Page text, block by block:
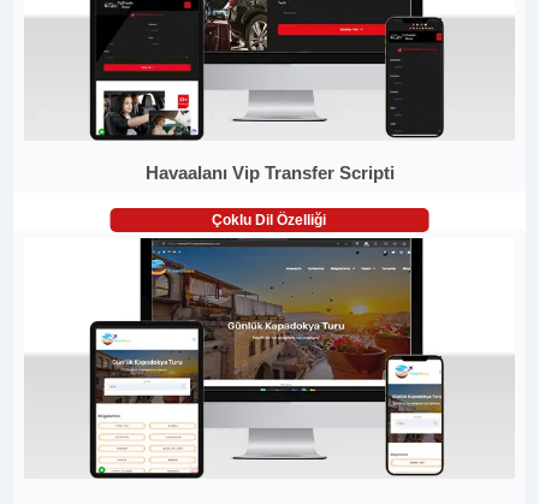
Havaalanı Vip Transfer Scripti
Çoklu Dil Özelliği